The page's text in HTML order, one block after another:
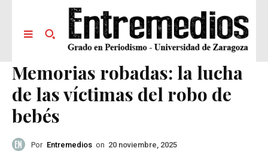
Memorias robadas: la lucha
de las víctimas del robo de
bebés
Por Entremedios on 20 noviembre, 2025